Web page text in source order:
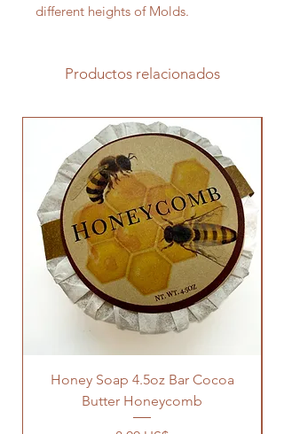
different heights of Molds.
Productos relacionados
Honey Soap 4.5oz Bar Cocoa
Butter Honeycomb